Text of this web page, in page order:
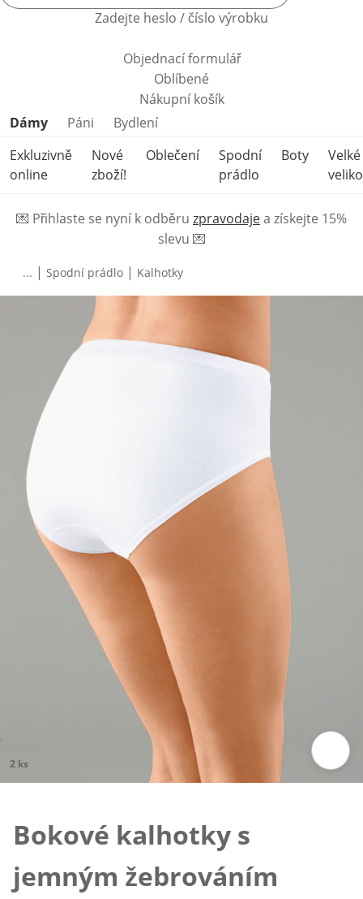
Zadejte heslo / číslo výrobku
Objednací formulář
Oblíbené
Nákupní košík
Přeskočit kategorie produktů
Dámy Páni
Bydlení
Exkluzivně
online
Nové
zboží!
Oblečení
Spodní
prádlo
Boty
Velké
💌 Přihlaste se nyní k odběru zpravodajea získejte 15%
slevu 💌
... | Spodní prádlo | Kalhotky
2 ks
Bokové kalhotky s
jemným žebrováním